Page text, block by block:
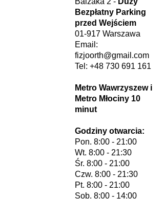
Bezpłatny Parking
przed Wejściem
01-917 Warszawa
Email:
fizjoorth@gmail.com
Tel: +48 730 691 161
Metro Wawrzyszew i
Metro Młociny 10
minut
Godziny otwarcia:
Pon. 8:00 - 21:00
​​Wt. 8:00 - 21:30
Śr. 8:00 - 21:00​
Czw. 8:00 - 21:30
Pt. 8:00 - 21:00
Sob. 8:00 - 14:00